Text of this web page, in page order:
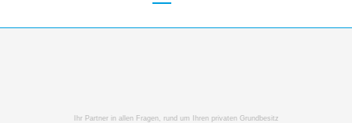
Ihr Partner in allen Fragen, rund um Ihren privaten Grundbesitz